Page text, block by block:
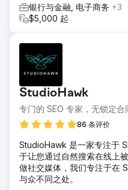
银行与金融, 电子商务 +3
$5,000 起
StudioHawk
专门的 SEO 专家，无锁定合
86 条评价
StudioHawk 是一家专注于
于让您通过自然搜索在线上
做社交媒体，我们专注于在
与众不同之处。